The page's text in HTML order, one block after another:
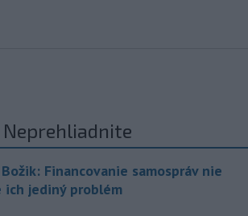
Neprehliadnite
Božik: Financovanie samospráv nie
ich jediný problém